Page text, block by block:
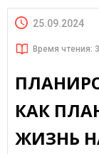
25.09.2024
Время чтения:
КАК
ЖИЗНЬ